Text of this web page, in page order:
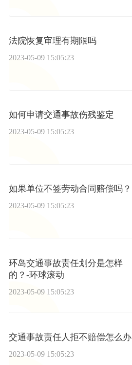
法院恢复审理有期限吗
2023-05-09 15:05:23
如何申请交通事故伤残鉴定
2023-05-09 15:05:23
如果单位不签劳动合同赔偿吗？
2023-05-09 15:05:23
环岛交通事故责任划分是怎样
的？-环球滚动
2023-05-09 15:05:23
交通事故责任人拒不赔偿怎么办
2023-05-09 15:05:23